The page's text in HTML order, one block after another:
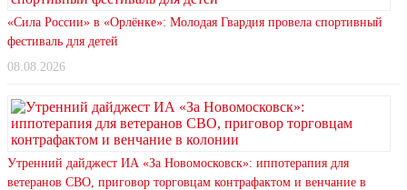
«Сила России» в «Орлёнке»: Молодая Гвардия провела спортивный
фестиваль для детей
08.08.2026
Утренний дайджест ИА «За Новомосковск»: иппотерапия для
ветеранов СВО, приговор торговцам контрафактом и венчание в